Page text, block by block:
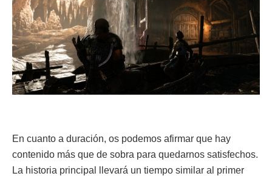
En cuanto a duración, os podemos afirmar que hay
contenido más que de sobra para quedarnos satisfechos.
La historia principal llevará un tiempo similar al primer